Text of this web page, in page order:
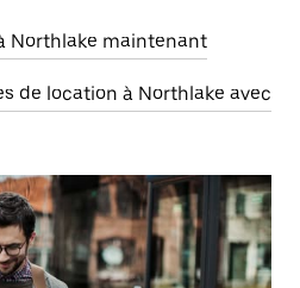
Northlake maintenant
de location à Northlake avec